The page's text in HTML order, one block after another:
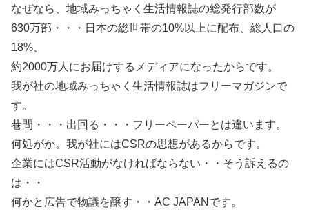
なぜなら、地域みっちゃく生活情報誌の総発行部数が
630万部・・・日本の総世帯の10%以上に配布、総人口の
18%、
約2000万人にお届けするメディアになったからです。
我が社の地域みっちゃく生活情報誌はフリーマガジンで
す。
巷間・・・出回る・・・フリーペーパーとは違います。
何処がか。我が社にはCSRの思想があるからです。
企業にはCSR活動がなければならない・・そう訴えるの
は・・
何かと広告で物議を醸す・・AC JAPANです。